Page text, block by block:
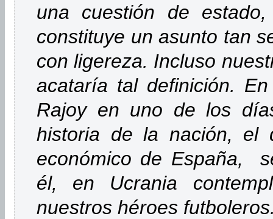
una cuestión de
constituye un asunto tan
con ligereza. Incluso
acataría tal definición.
Rajoy en uno de los
historia de la nación, el
económico de España,
él, en Ucrania
nuestros héroes